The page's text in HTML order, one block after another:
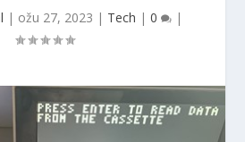
| ožu 27, 2023 | Tech | 0 |